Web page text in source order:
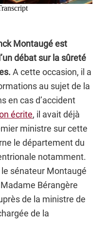
Montaugé est
débat sur la sûreté
A cette occasion, il a
au sujet de la
en cas d’accident
écrite, il avait déjà
ministre sur cette
le département du
notamment.
le sénateur Montaugé
Madame Bérangère
de la ministre de
de la